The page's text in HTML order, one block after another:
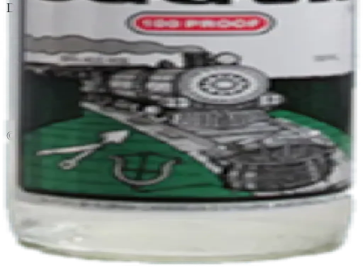
Delivery · Miami
Delivery de licores en Miami
Alcohol a domicilio Miami
Delivery a Brickell
Licorera en Brickell
Delivery Coral Gables
Cervezas a domicilio Miami
© 2026 El Gato Tuerto · Licorera·Bebé responsablemente.